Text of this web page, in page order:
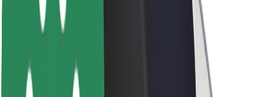
Blog
Novinky
Naša vízia
Vzťahy s investormi